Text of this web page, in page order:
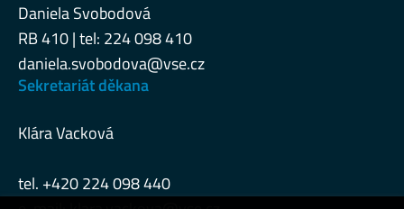
Daniela Svobodová
RB 410 | tel: 224 098 410
daniela.svobodova@vse.cz
Sekretariát děkana
Klára Vacková
tel. +420 224 098 440